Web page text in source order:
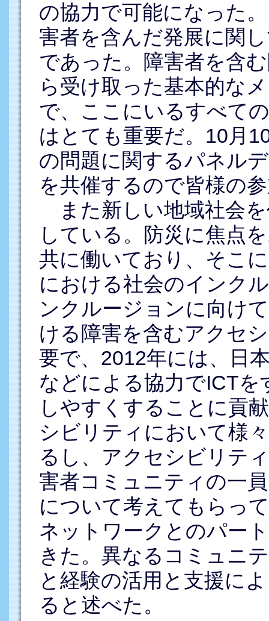
の協力で可能になった
害者を含んだ発展に関
であった。障害者を含
ら受け取った基本的な
で、ここにいるすべて
はとても重要だ。10月
の問題に関するパネル
を共催するので皆様の
また新しい地域社会
している。防災に焦点
共に働いており、そこ
における社会のインク
ンクルージョンに向け
ける障害を含むアクセ
要で、2012年には、日
などによる協力でICT
しやすくすることに貢
シビリティにおいて様
るし、アクセシビリテ
害者コミュニティの一
について考えてもらっ
ネットワークとのパー
きた。異なるコミュニ
と経験の活用と支援に
ると述べた。